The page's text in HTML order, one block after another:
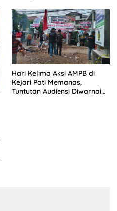
Hari Kelima Aksi AMPB di
Kejari Pati Memanas,
Tuntutan Audiensi Diwarnai